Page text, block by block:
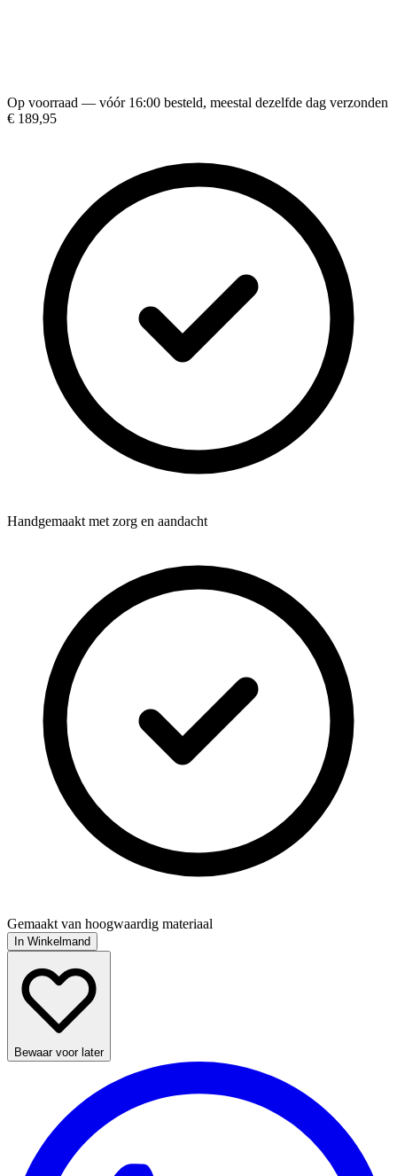
Op voorraad — vóór 16:00 besteld, meestal dezelfde dag verzonden
€ 189,95
Handgemaakt met zorg en aandacht
Gemaakt van hoogwaardig materiaal
In Winkelmand
Bewaar voor later